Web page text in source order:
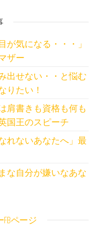
が気になる・・・」
ザー
出せない・・と悩む
りたい！
肩書きも資格も何も
国王のスピーチ
れないあなたへ」最
な自分が嫌いなあな
ページ